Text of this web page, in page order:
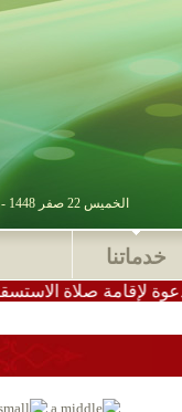
الخميس 22 صفر 1448 - 06 أغسطس 2026 , آخر تحديث : 2025-11-24 15:28:49
خدماتنا
صلاة الاستسقاء في